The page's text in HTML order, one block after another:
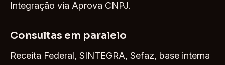
Integração via Aprova CNPJ.
Consultas em paralelo
Receita Federal, SINTEGRA, Sefaz, base interna